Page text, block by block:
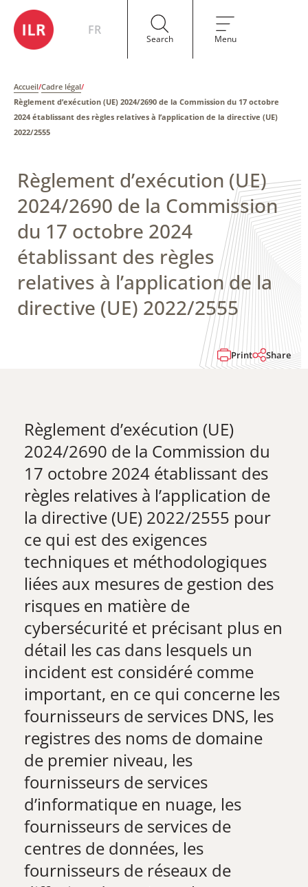
FR
Search Menu
Accueil/Cadre légal/
Règlement d’exécution (UE) 2024/2690 de la Commission du 17 octobre
2024 établissant des règles relatives à l’application de la directive (UE)
2022/2555
Règlement d’exécution (UE)
2024/2690 de la Commission
du 17 octobre 2024
établissant des règles
relatives à l’application de la
directive (UE) 2022/2555
Print Share
Règlement d’exécution (UE)
2024/2690 de la Commission du
17 octobre 2024 établissant des
règles relatives à l’application de
la directive (UE) 2022/2555 pour
ce qui est des exigences
techniques et méthodologiques
liées aux mesures de gestion des
risques en matière de
cybersécurité et précisant plus en
détail les cas dans lesquels un
incident est considéré comme
important, en ce qui concerne les
fournisseurs de services DNS, les
registres des noms de domaine
de premier niveau, les
fournisseurs de services
d’informatique en nuage, les
fournisseurs de services de
centres de données, les
fournisseurs de réseaux de